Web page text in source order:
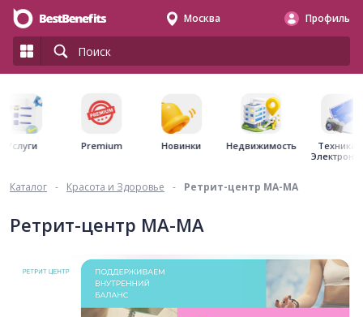
Москва Профиль
Услуги Premium Новинки Недвижимость
Техника
Каталог - Красота и Здоровье - Ретрит-центр МА-МА
Ретрит-центр МА-МА